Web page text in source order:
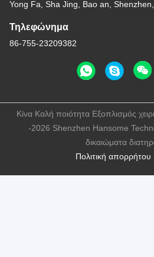
Yong Fa, Sha Jing, Bao an, Shenzhen,
Τηλεφώνημα
86-755-23209382
Πολιτική απορρήτου
Κίνα Καλή ποιότητα Εξοπλισμός
-2026 Shenzhen Hansome
δικαιώματα